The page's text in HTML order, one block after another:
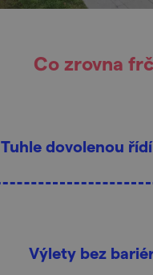
Co zrovna
Tuhle dovolenou
Výlety bez